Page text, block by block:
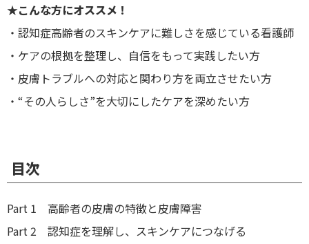
★こんな方にオススメ！
・認知症高齢者のスキンケアに難しさを感じている看護師
・ケアの根拠を整理し、自信をもって実践したい方
・皮膚トラブルへの対応と関わり方を両立させたい方
・“その人らしさ”を大切にしたケアを深めたい方
目次
Part 1 高齢者の皮膚の特徴と皮膚障害
Part 2 認知症を理解し、スキンケアにつなげる